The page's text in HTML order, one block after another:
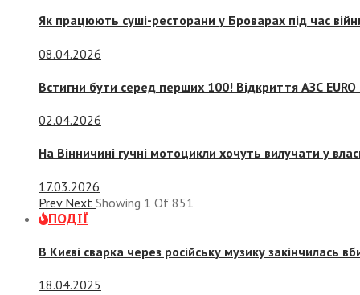
Як працюють суші-ресторани у Броварах під час
08.04.2026
Встигни бути серед перших 100! Відкриття АЗС
02.04.2026
На Вінничині гучні мотоцикли хочуть вилучати у
17.03.2026
Prev Next Showing 1 Of 851
ПОДІЇ
В Києві сварка через російську музику закінчилась
18.04.2025